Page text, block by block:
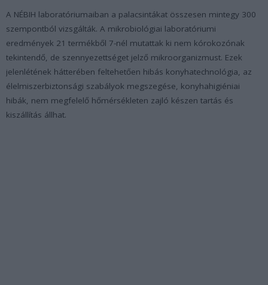
A NÉBIH laboratóriumaiban a palacsintákat összesen mintegy 300
szempontból vizsgálták. A mikrobiológiai laboratóriumi
eredmények 21 termékből 7-nél mutattak ki nem kórokozónak
tekintendő, de szennyezettséget jelző mikroorganizmust. Ezek
jelenlétének hátterében feltehetően hibás konyhatechnológia, az
élelmiszerbiztonsági szabályok megszegése, konyhahigiéniai
hibák, nem megfelelő hőmérsékleten zajló készen tartás és
kiszállítás állhat.